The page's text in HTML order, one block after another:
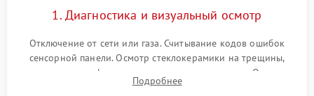
1. Диагностика и визуальный осмотр
Отключение от сети или газа. Считывание кодов ошибок
сенсорной панели. Осмотр стеклокерамики на трещины,
проверка конфорок на равномерность нагрева. Опрос
клиента о симптомах (не включается, не видит посуду,
Подробнее